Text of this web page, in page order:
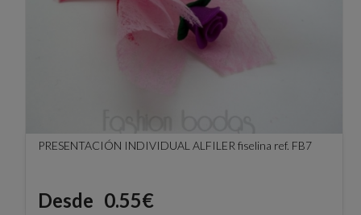
PRESENTACIÓN INDIVIDUAL ALFILER fiselina ref. FB7
Precio
Desde 0.55€